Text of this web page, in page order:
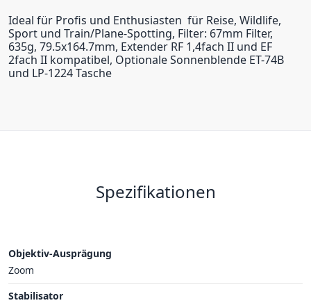
Ideal für Profis und Enthusiasten  für Reise, Wildlife,
Sport und Train/Plane-Spotting, Filter: 67mm Filter,
635g, 79.5x164.7mm, Extender RF 1,4fach II und EF
2fach II kompatibel, Optionale Sonnenblende ET-74B
und LP-1224 Tasche
Spezifikationen
Objektiv-Ausprägung
Zoom
Stabilisator